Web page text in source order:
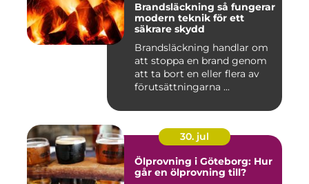
Brandsläckning så fungerar
modern teknik för ett
säkrare skydd
Brandsläckning handlar om
att stoppa en brand genom
att ta bort en eller flera av
förutsättningarna ...
30. jul
Ölprovning i Göteborg: Hur
går en ölprovning till?